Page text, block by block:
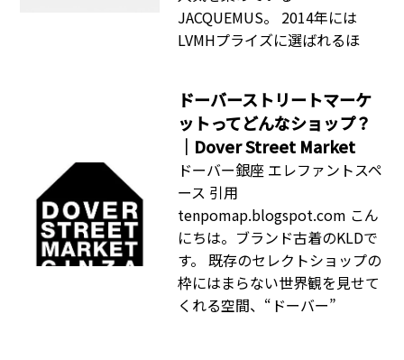
JACQUEMUS。 2014年には
LVMHプライズに選ばれるほ
ドーバーストリートマーケ
ットってどんなショップ？
｜Dover Street Market
ドーバー銀座 エレファントスペ
ース 引用
tenpomap.blogspot.com こん
にちは。ブランド古着のKLDで
す。 既存のセレクトショップの
枠にはまらない世界観を見せて
くれる空間、“ドーバー”